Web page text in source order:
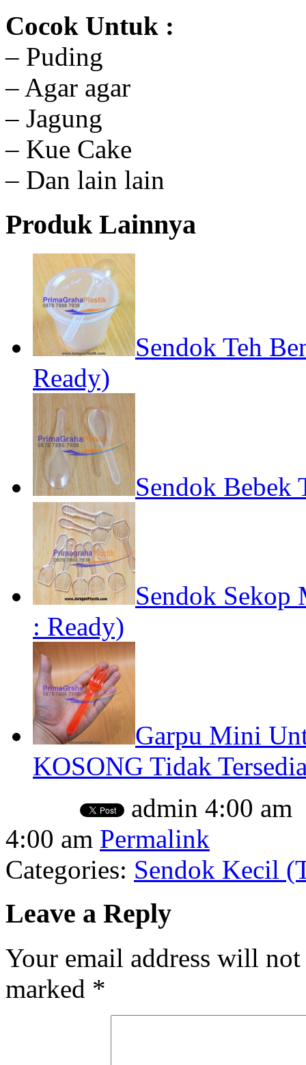
Cocok Untuk :
– Puding
– Agar agar
– Jagung
– Kue Cake
– Dan lain lain
Produk Lainnya
Sendok Teh
Ready)
Sendok Bebek
Sendok
: Ready)
Garpu Mini
KOSONG Tidak
admin 4:00 am
4:00 am Permalink
Categories: Sendok Kecil
Leave a Reply
Your email address will
marked *